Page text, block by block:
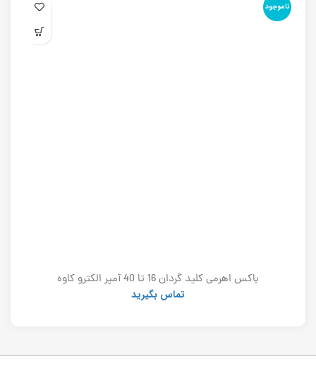
ناموجود
باکس اهرمی کلید گردان 16 تا 40 آمپر الکترو کاوه
تماس بگیرید